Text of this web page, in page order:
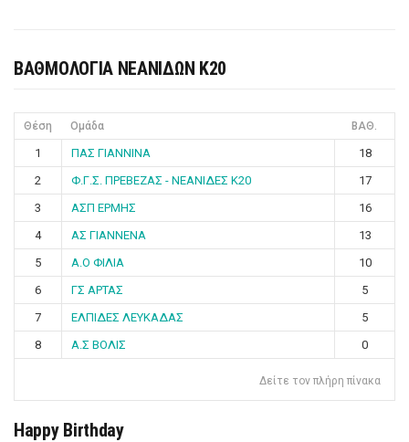
ΒΑΘΜΟΛΟΓΙΑ ΝΕΑΝΙΔΩΝ Κ20
Θέση Ομάδα ΒΑΘ.
1 ΠΑΣ ΓΙΑΝΝΙΝΑ
18
2
Φ.Γ.Σ. ΠΡΕΒΕΖΑΣ - ΝΕΑΝΙΔΕΣ Κ20
17
3
ΑΣΠ ΕΡΜΗΣ
16
4
ΑΣ ΓΙΑΝΝΕΝΑ
13
5
Α.Ο ΦΙΛΙΑ
10
6
ΓΣ ΑΡΤΑΣ
5
7
ΕΛΠΙΔΕΣ ΛΕΥΚΑΔΑΣ
5
8
Α.Σ ΒΟΛΙΣ 0
Δείτε τον πλήρη πίνακα
Happy Birthday